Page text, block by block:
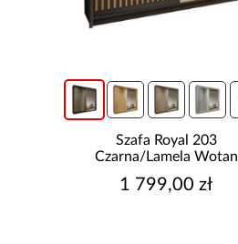
Szafa Royal 203
Czarna/Lamela Wotan
1 799,00 zł